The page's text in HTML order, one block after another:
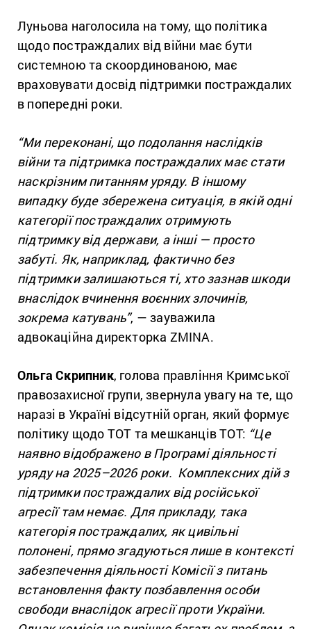
Луньова наголосила на тому, що політика
щодо постраждалих від війни має бути
системною та скоординованою, має
враховувати досвід підтримки постраждалих
в попередні роки.
“Ми переконані, що подолання наслідків
війни та підтримка постраждалих має стати
наскрізним питанням уряду. В іншому
випадку буде збережена ситуація, в якій одні
категорії постраждалих отримують
підтримку від держави, а інші — просто
забуті. Як, наприклад, фактично без
підтримки залишаються ті, хто зазнав шкоди
внаслідок вчинення воєнних злочинів,
зокрема катувань”, — зауважила
адвокаційна директорка ZMINA.
Ольга Скрипник, голова правління Кримської
правозахисної групи, звернула увагу на те, що
наразі в Україні відсутній орган, який формує
політику щодо ТОТ та мешканців ТОТ: “Це
наявно відображено в Програмі діяльності
уряду на 2025–2026 роки. Комплексних дій з
підтримки постраждалих від російської
агресії там немає. Для прикладу, така
категорія постраждалих, як цивільні
полонені, прямо згадуються лише в контексті
забезпечення діяльності Комісії з питань
встановлення факту позбавлення особи
свободи внаслідок агресії проти України.